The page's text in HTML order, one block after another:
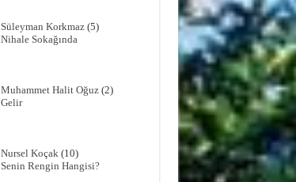
Süleyman Korkmaz(5)
Nihale Sokağında
Muhammet Halit Oğuz(2)
Gelir
Nursel Koçak(10)
Senin Rengin Hangisi?